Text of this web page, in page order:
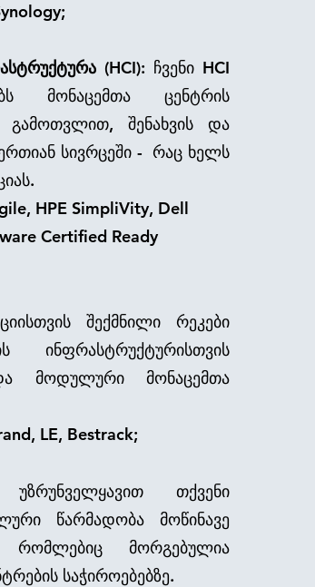
(HCI): ჩვენი HCI
მონაცემთა ცენტრის
გამოთვლით, შენახვის და
სივრცეში - რაც ხელს
HPE SimpliVity, Dell
Certified Ready
შექმნილი რეკები
მოდულური მონაცემთა
LE, Bestrack;
თქვენი
წარმადობა მოწინავე
რომლებიც მორგებულია
საჭიროებებზე.